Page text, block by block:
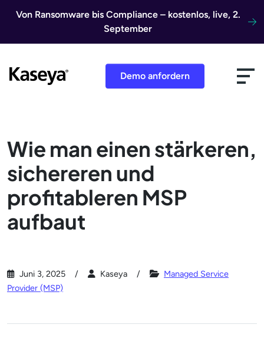
Von Ransomware bis Compliance – kostenlos, live, 2.
September
Demo anfordern
Wie man einen stärkeren,
sichereren und
profitableren MSP
aufbaut
Juni 3, 2025 Kaseya
Managed Service
Provider (MSP)